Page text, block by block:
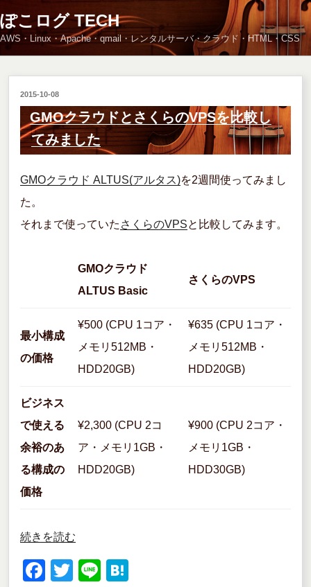
ン
テ
ン
ツ
ぽこログ TECH
AWS・Linux・Apache・qmail・レンタルサーバ・クラウド・HTML・CSS
投
日:
2015-10-08
GMOクラウドとさくらのVPSを比較し
てみました
GMOクラウド ALTUS(アルタス)を2週間使ってみまし
た。
それまで使っていた さくらのVPSと比較してみます。
GMOクラウド
ALTUS Basic
さくらのVPS
最小構成
の価格
¥500 (CPU 1コア・
メモリ512MB・
HDD20GB)
¥635 (CPU 1コア・
メモリ512MB・
HDD20GB)
ビジネス
で使える
余裕のあ
る構成の
価格
¥2,300 (CPU 2コ
ア・メモリ1GB・
HDD20GB)
¥900 (CPU 2コア・
メモリ1GB・
HDD30GB)
“GMO
ク
ラ
続きを読む
F
T
Li